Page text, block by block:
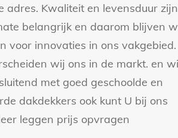
adres. Kwaliteit en levensduur zijn
belangrijk en daarom blijven
voor innovaties in ons vakgebied.
wij ons in de markt. en
met goed geschoolde en
dakdekkers ook kunt U bij ons
leggen prijs opvragen